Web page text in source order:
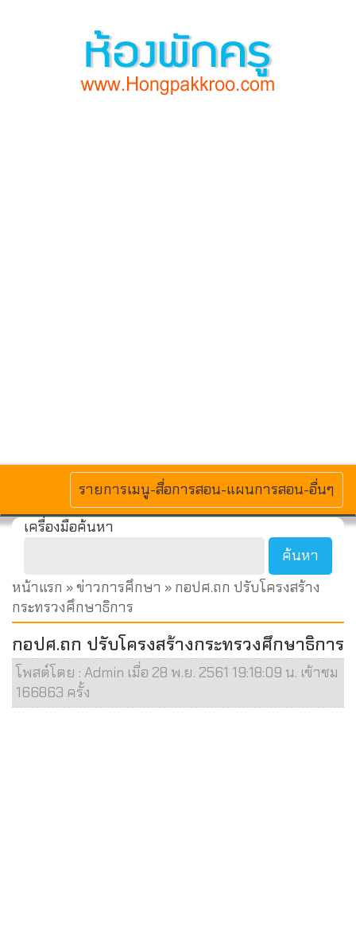
MENU
รายการเมนู-สื่อการสอน-แผนการสอน-อื่นๆ
เครื่องมือค้นหา
หน้าแรก »ข่าวการศึกษา » กอปศ.ถก ปรับโครงสร้าง
กระทรวงศึกษาธิการ
กอปศ.ถก ปรับโครงสร้างกระทรวงศึกษาธิการ
โพสต์โดย : Admin เมื่อ 28 พ.ย. 2561 19:18:09 น. เข้าชม
166863 ครั้ง